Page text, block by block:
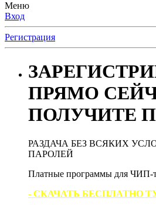
Меню
Вход
Регистрация
ПРЯМО
ПОЛУЧИТЕ
РАЗДАЧА БЕЗ ВСЯКИХ
ПАРОЛЕЙ
Платные программы для ЧИП-
- СКАЧАТЬ БЕСПЛАТНО